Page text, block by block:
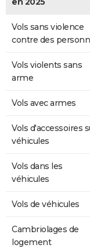
Vols sans violence
contre des
Vols violents sans
arme
Vols avec armes
Vols d'accessoires
véhicules
Vols dans les
véhicules
Vols de véhicules
Cambriolages de
logement